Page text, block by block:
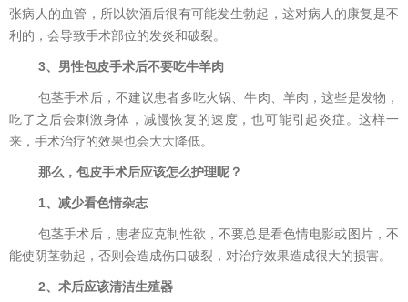
张病人的血管，所以饮酒后很有可能发生勃起，这对病人的康复是不
利的，会导致手术部位的发炎和破裂。
3、男性包皮手术后不要吃牛羊肉
包茎手术后，不建议患者多吃火锅、牛肉、羊肉，这些是发物，
吃了之后会刺激身体，减慢恢复的速度，也可能引起炎症。这样一
来，手术治疗的效果也会大大降低。
那么，包皮手术后应该怎么护理呢？
1、减少看色情杂志
包茎手术后，患者应克制性欲，不要总是看色情电影或图片，不
能使阴茎勃起，否则会造成伤口破裂，对治疗效果造成很大的损害。
2、术后应该清洁生殖器